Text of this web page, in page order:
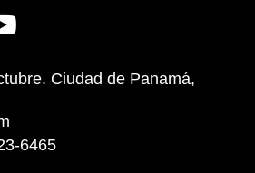
Ciudad de Panamá,
6465